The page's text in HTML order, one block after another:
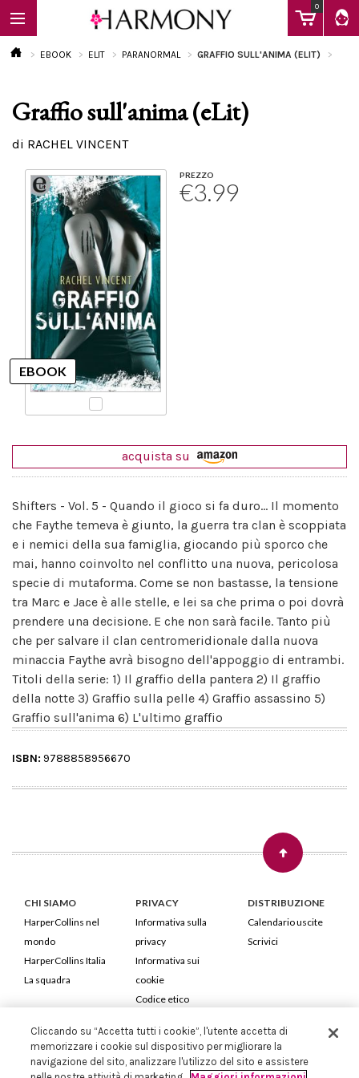
0
EBOOK
Calendario
EBOOK ELIT PARANORMAL GRAFFIO SULL'ANIMA (ELIT)
Graffio sull'anima (eLit)
di RACHEL VINCENT
PREZZO
€3.99
acquista su
Shifters - Vol. 5 - Quando il gioco si fa duro... Il momento
che Faythe temeva è giunto, la guerra tra clan è scoppiata
e i nemici della sua famiglia, giocando più sporco che
mai, hanno coinvolto nel conflitto una nuova, pericolosa
specie di mutaforma. Come se non bastasse, la tensione
tra Marc e Jace è alle stelle, e lei sa che prima o poi dovrà
prendere una decisione. E che non sarà facile. Tanto più
che per salvare il clan centromeridionale dalla nuova
minaccia Faythe avrà bisogno dell'appoggio di entrambi.
Titoli della serie: 1) Il graffio della pantera 2) Il graffio
della notte 3) Graffio sulla pelle 4) Graffio assassino 5)
Graffio sull'anima 6) L'ultimo graffio
ISBN: 9788858956670
CHI SIAMO
HarperCollins nel
mondo
HarperCollins Italia
La squadra
PRIVACY
Informativa sulla
privacy
Informativa sui
cookie
Codice etico
DISTRIBUZIONE
Calendario uscite
Scrivici
HarperCollins Italia S.p.A. Viale Monte Nero, 84 - 20135 Milano
Cod. Fiscale e P.IVA 05946780151 - Capitale Sociale 258.250 €
Cliccando su “Accetta tutti i cookie”, l'utente accetta di
memorizzare i cookie sul dispositivo per migliorare la
navigazione del sito, analizzare l'utilizzo del sito e assistere